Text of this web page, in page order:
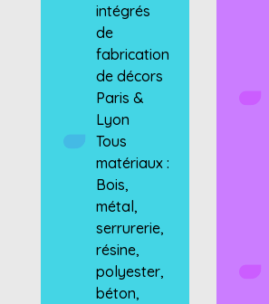
intégrés
de
fabrication
de décors
Paris &
Lyon
Tous
matériaux :
Bois,
métal,
serrurerie,
résine,
polyester,
béton,